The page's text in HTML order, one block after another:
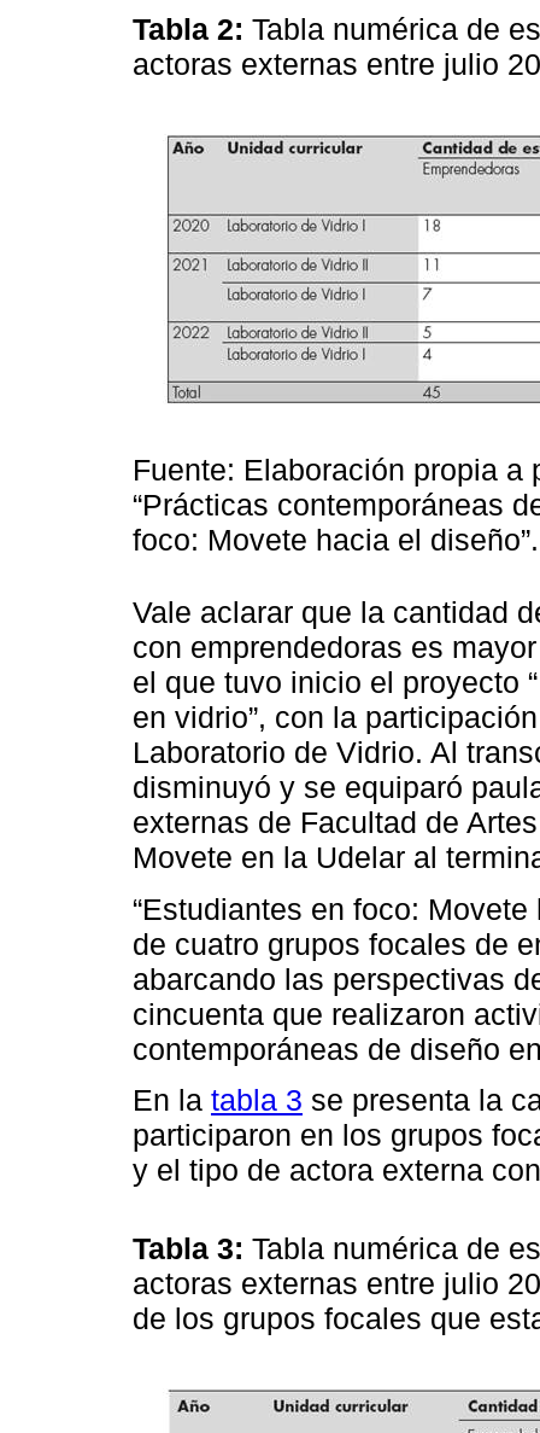
Tabla 2: Tabla numérica de
actoras externas entre julio
Fuente: Elaboración propia
“Prácticas contemporáneas
foco: Movete hacia el diseño”.
Vale aclarar que la cantidad
con emprendedoras es
el que tuvo inicio el proyecto
en vidrio”, con la
Laboratorio de Vidrio. Al
disminuyó y se equiparó
externas de Facultad de
Movete en la Udelar al
“Estudiantes en foco:
de cuatro grupos focales de
abarcando las perspectivas
cincuenta que realizaron
contemporáneas de diseño
En la tabla 3 se presenta la
participaron en los grupos
y el tipo de actora externa
Tabla 3: Tabla numérica de
actoras externas entre julio
de los grupos focales que